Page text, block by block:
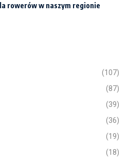
rowerów w naszym regionie
(107)
(87)
(39)
(36)
(19)
(18)